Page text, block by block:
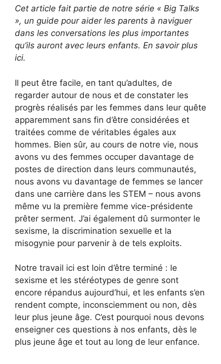
Cet article fait partie de notre série « Big Talks
», un guide pour aider les parents à naviguer
dans les conversations les plus importantes
qu’ils auront avec leurs enfants. En savoir plus
ici.
Il peut être facile, en tant qu’adultes, de
regarder autour de nous et de constater les
progrès réalisés par les femmes dans leur quête
apparemment sans fin d’être considérées et
traitées comme de véritables égales aux
hommes. Bien sûr, au cours de notre vie, nous
avons vu des femmes occuper davantage de
postes de direction dans leurs communautés,
nous avons vu davantage de femmes se lancer
dans une carrière dans les STEM – nous avons
même vu la première femme vice-présidente
prêter serment. J’ai également dû surmonter le
sexisme, la discrimination sexuelle et la
misogynie pour parvenir à de tels exploits.
Notre travail ici est loin d’être terminé : le
sexisme et les stéréotypes de genre sont
encore répandus aujourd’hui, et les enfants s’en
rendent compte, inconsciemment ou non, dès
leur plus jeune âge. C’est pourquoi nous devons
enseigner ces questions à nos enfants, dès le
plus jeune âge et tout au long de leur enfance.